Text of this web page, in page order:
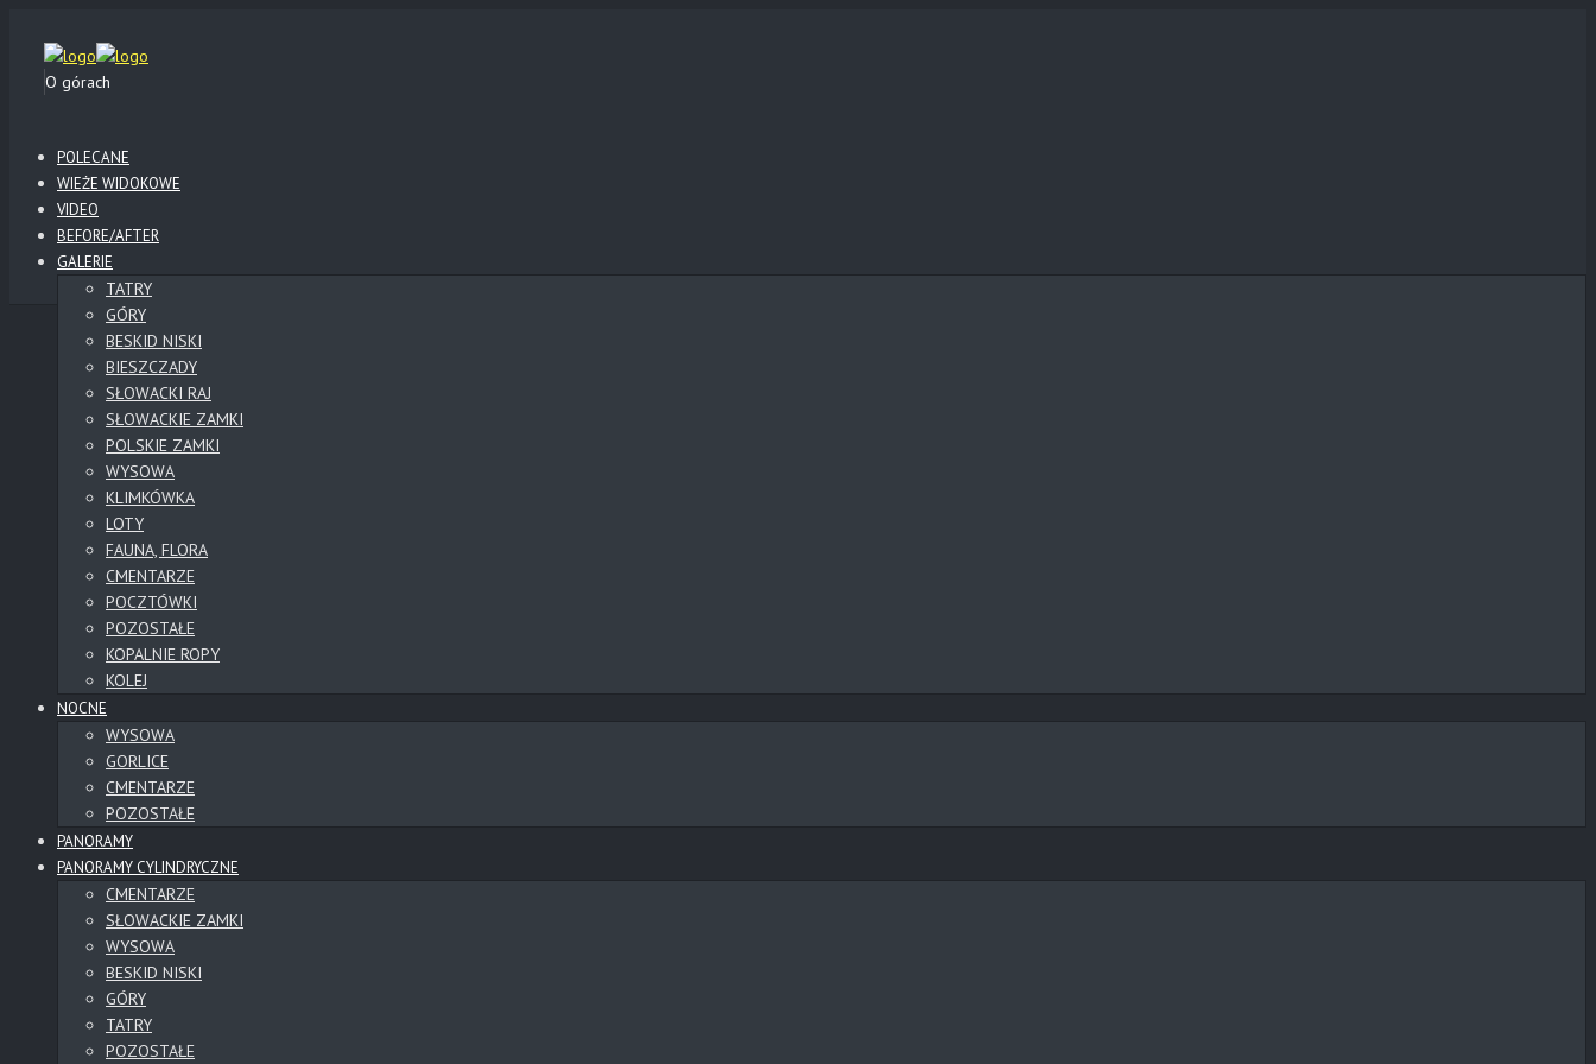
O górach
POLECANE
WIEŻE WIDOKOWE
VIDEO
BEFORE/AFTER
GALERIE
TATRY
GÓRY
BESKID NISKI
BIESZCZADY
SŁOWACKI RAJ
SŁOWACKIE ZAMKI
POLSKIE ZAMKI
WYSOWA
KLIMKÓWKA
LOTY
FAUNA, FLORA
CMENTARZE
POCZTÓWKI
POZOSTAŁE
KOPALNIE ROPY
KOLEJ
NOCNE
WYSOWA
GORLICE
CMENTARZE
POZOSTAŁE
PANORAMY
PANORAMY CYLINDRYCZNE
CMENTARZE
SŁOWACKIE ZAMKI
WYSOWA
BESKID NISKI
GÓRY
TATRY
POZOSTAŁE